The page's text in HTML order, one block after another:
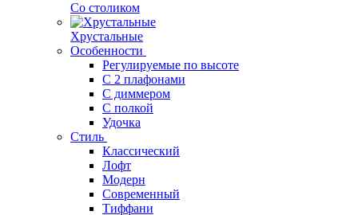
Со столиком
Хрустальные
Особенности
Регулируемые по высоте
С 2 плафонами
С диммером
С полкой
Удочка
Стиль
Классический
Лофт
Модерн
Современный
Тиффани